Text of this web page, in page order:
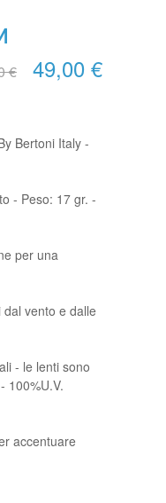
€ 49,00 €
Bertoni Italy -
- Peso: 17 gr. -
per una
vento e dalle
- le lenti sono
100%U.V.
accentuare